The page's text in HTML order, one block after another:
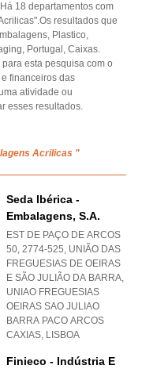
18 departamentos com
resultados que
Plastico,
Portugal, Caixas.
esta pesquisa com o
financeiros das
atividade ou
esses resultados.
Acrilicas "
Seda Ibérica -
Embalagens, S.a.
EST DE PAÇO DE ARCOS
50, 2774-525, UNIÃO DAS
FREGUESIAS DE OEIRAS
E SÃO JULIÃO DA BARRA,
UNIAO FREGUESIAS
OEIRAS SAO JULIAO
BARRA PACO ARCOS
CAXIAS, LISBOA
Finieco - Indústria E